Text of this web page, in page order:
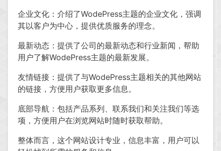
企业文化：介绍了WodePress主题的企业文化，强调
其以客户为中心，提供优质服务的理念。
最新动态：提供了公司的最新动态和行业新闻，帮助
用户了解WodePress主题的最新发展。
友情链接：提供了与WodePress主题相关的其他网站
的链接，方便用户获取更多信息。
底部导航：包括产品系列、联系我们和关注我们等选
项，方便用户在浏览网站时随时获取帮助。
整体而言，这个网站设计专业，信息丰富，用户可以